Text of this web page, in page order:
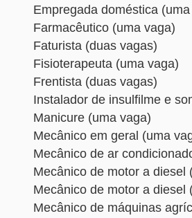
Empregada doméstica
Farmacêutico (uma vaga)
Faturista (duas vagas)
Fisioterapeuta (uma vaga)
Frentista (duas vagas)
Instalador de insulfilme e
Manicure (uma vaga)
Mecânico em geral (uma
Mecânico de ar
Mecânico de motor a diesel
Mecânico de motor a diesel
Mecânico de máquinas